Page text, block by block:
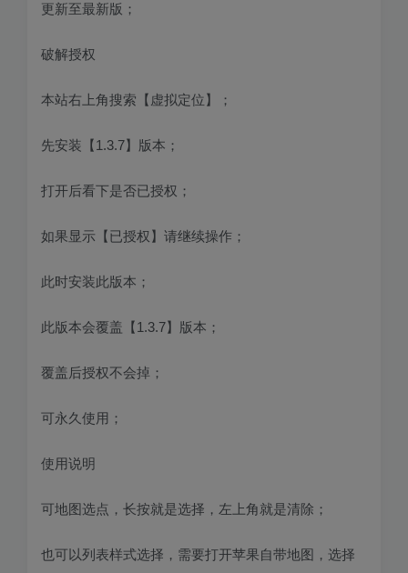
更新至最新版；
破解授权
本站右上角搜索【虚拟定位】；
先安装【1.3.7】版本；
打开后看下是否已授权；
如果显示【已授权】请继续操作；
此时安装此版本；
此版本会覆盖【1.3.7】版本；
覆盖后授权不会掉；
可永久使用；
使用说明
可地图选点，长按就是选择，左上角就是清除；
也可以列表样式选择，需要打开苹果自带地图，选择